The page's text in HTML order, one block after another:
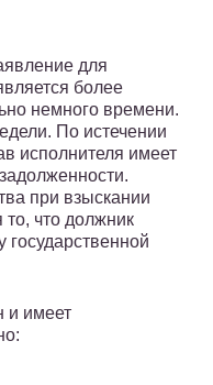
для
более
немного времени.
По истечении
исполнителя имеет
при взыскании
то, что должник
государственной
и имеет